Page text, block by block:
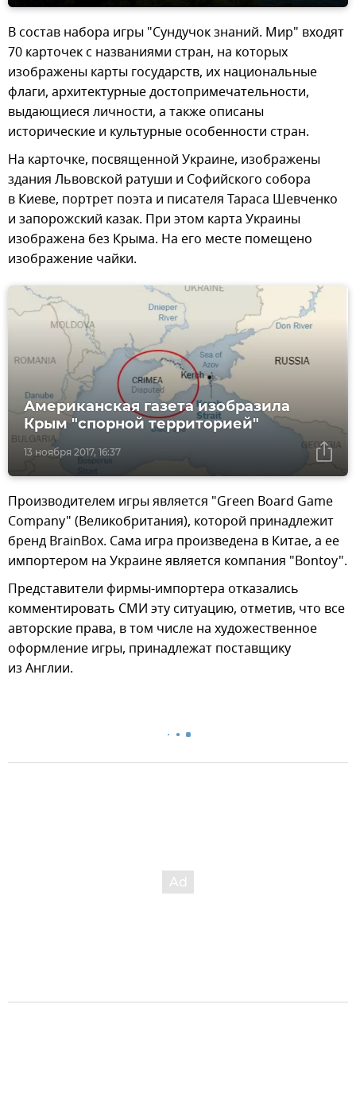
В состав набора игры "Сундучок знаний. Мир" входят
70 карточек с названиями стран, на которых
изображены карты государств, их национальные
флаги, архитектурные достопримечательности,
выдающиеся личности, а также описаны
исторические и культурные особенности стран.
На карточке, посвященной Украине, изображены
здания Львовской ратуши и Софийского собора
в Киеве, портрет поэта и писателя Тараса Шевченко
и запорожский казак. При этом карта Украины
изображена без Крыма. На его месте помещено
изображение чайки.
13 ноября 2017, 16:37
Американская газета изобразила
Крым "спорной территорией"
Производителем игры является "Green Board Game
Company" (Великобритания), которой принадлежит
бренд BrainBox. Сама игра произведена в Китае, а ее
импортером на Украине является компания "Bontoy".
Представители фирмы-импортера отказались
комментировать СМИ эту ситуацию, отметив, что все
авторские права, в том числе на художественное
оформление игры, принадлежат поставщику
из Англии.